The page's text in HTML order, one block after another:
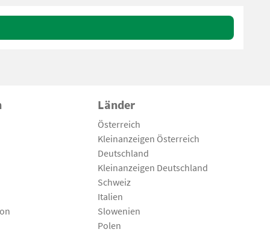
Länder
Österreich
Kleinanzeigen Österreich
Deutschland
Kleinanzeigen Deutschland
Schweiz
Italien
Slowenien
Polen